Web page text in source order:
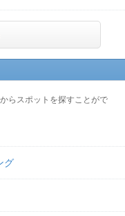
らスポットを探すことがで
グ